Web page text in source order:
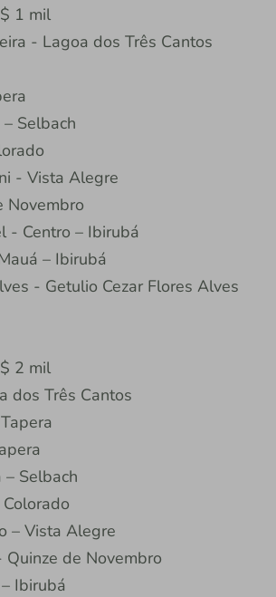
1 mil
- Lagoa dos Três Cantos
Selbach
- Vista Alegre
Novembro
- Centro – Ibirubá
– Ibirubá
- Getulio Cezar Flores Alves
2 mil
dos Três Cantos
Selbach
– Vista Alegre
Quinze de Novembro
Ibirubá